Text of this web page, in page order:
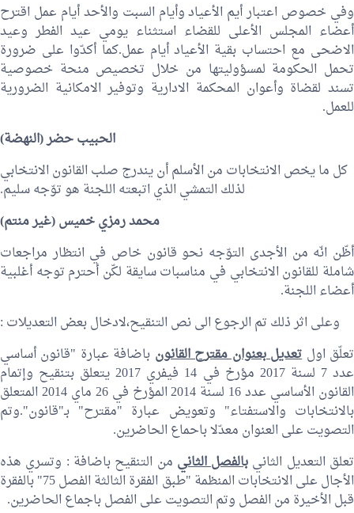
وفي خصوص اعتبار أيم الأعياد وأيام السبت والأحد أيام عمل اقترح
أعضاء المجلس الأعلى للقضاء استثناء يومي عيد الفطر وعيد
الاضحى مع احتساب بقية الأعياد أيام عمل.كما أكدّوا على ضرورة
تحمل الحكومة لمسؤوليتها من خلال تخصيص منحة خصوصية
تسند لقضاة وأعوان المحكمة الادارية وتوفير الامكانية الضرورية
للعمل.
الحبيب حضر(النهضة)
كل ما يخص الانتخابات من الأسلم أن يندرج صلب القانون الانتخابي
لذلك التمشي الذي اتبعته اللجنة هو توّجه سليم.
محمد رمزي خميس(غير منتم)
أظّن انّه من الأجدى التوّجه نحو قانون خاص في انتظار مراجعات
شاملة للقانون الانتخابي في مناسبات سايقة لكّن أحترم توجه أغلبية
أعضاء اللجنة.
وعلى اثر ذلك تم الرجوع الى نص التنقيح،لادخال بعض التعديلات :
تعلّق اول تعديل بعنوان مقترح القانون باضافة عبارة "قانون أساسي
عدد 7 لسنة 2017 مؤرخ في 14 فيفري 2017 يتعلق بتنقيح وإتمام
القانون الأساسي عدد 16 لسنة 2014 المؤرخ في 26 ماي 2014 المتعلق
بالانتخابات والاستفتاء" وتعويض عبارة "مقترح" بـ"قانون".وتم
التصويت على العنوان معدّلا باحماع الحاضرين.
تعلق التعديل الثاني بالفصل الثاني من التنقيح باضافة : وتسري هذه
الأجال على الانتخابات المنظمة "طبق الفقرة الثالثة الفصل 75" بالفقرة
قبل الأخيرة من الفصل وتم التصويت على الفصل باجماع الحاضرين.